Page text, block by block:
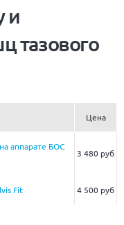
и
тазового
Цена
аппарате БОС
3 480 руб
Fit 4 500 руб